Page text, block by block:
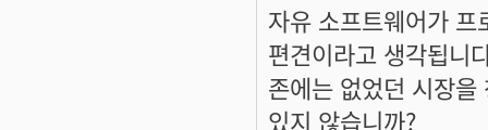
자유 소프트웨어가
편견이라고 생각됩니
존에는 없었던 시장
있지 않습니까?